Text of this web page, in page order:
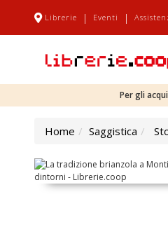
Librerie | Eventi |
Per gli
Home Saggistica